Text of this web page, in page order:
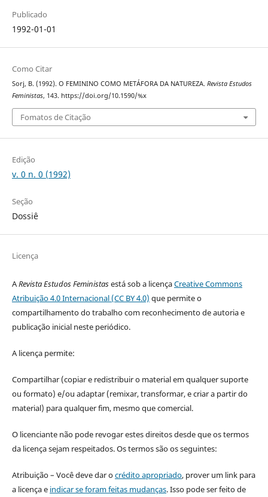
Publicado
1992-01-01
Como Citar
Sorj, B. (1992). O FEMININO COMO METÁFORA DA NATUREZA. Revista Estudos
Feministas, 143. https://doi.org/10.1590/%x
Fomatos de Citação
Edição
v. 0 n. 0 (1992)
Seção
Dossiê
Licença
ARevista Estudos Feministasestá sob a licençaCreative Commons
Atribuição 4.0 Internacional (CC BY 4.0) que permite o
compartilhamento do trabalho com reconhecimento de autoria e
publicação inicial neste periódico.
A licença permite:
Compartilhar (copiar e redistribuir o material em qualquer suporte
ou formato) e/ou adaptar (remixar, transformar, e criar a partir do
material) para qualquer fim, mesmo que comercial.
O licenciante não pode revogar estes direitos desde que os termos
da licença sejam respeitados. Os termos são os seguintes:
Atribuição – Você deve dar ocrédito apropriado, prover um link para
a licença e indicar se foram feitas mudanças. Isso pode ser feito de